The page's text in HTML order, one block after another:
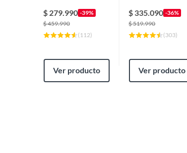
$ 279.990 -39%
$459.990
( 112)
Ver producto
$ 335.090 -36%
$519.990
(303)
Ver producto